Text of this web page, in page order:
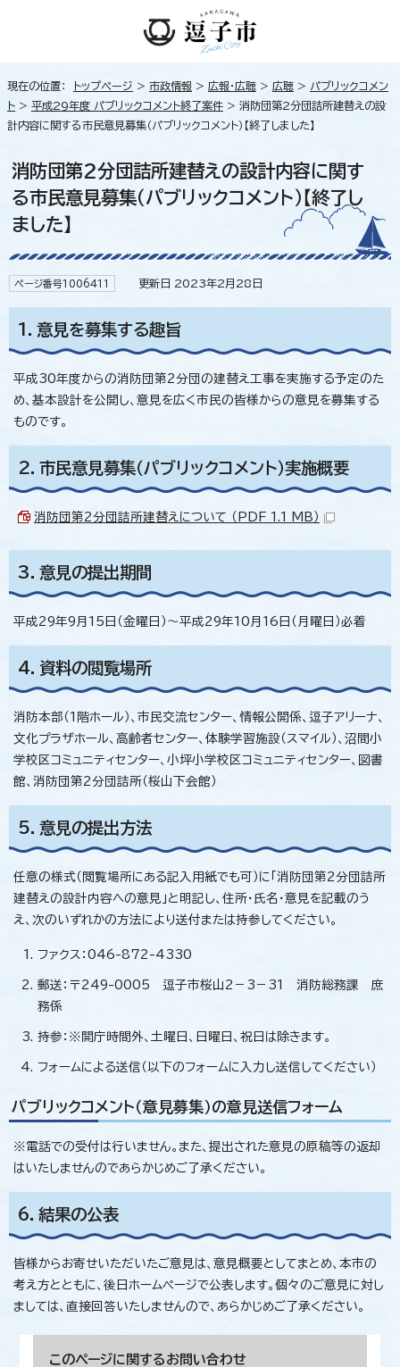
現在の位置： トップページ > 市政情報 > 広報・広聴 > 広聴 > パブリックコメン
ト > 平成29年度 パブリックコメント終了案件 > 消防団第2分団詰所建替えの設
計内容に関する市民意見募集（パブリックコメント）【終了しました】
消防団第2分団詰所建替えの設計内容に関す
る市民意見募集（パブリックコメント）【終了し
ました】
ページ番号1006411 更新日 2023年2月28日
1．意見を募集する趣旨
平成30年度からの消防団第2分団の建替え工事を実施する予定のた
め、基本設計を公開し、意見を広く市民の皆様からの意見を募集する
ものです。
2．市民意見募集（パブリックコメント）実施概要
消防団第2分団詰所建替えについて （PDF 1.1 MB）
3．意見の提出期間
平成29年9月15日（金曜日）～平成29年10月16日（月曜日）必着
4．資料の閲覧場所
消防本部（1階ホール）、市民交流センター、情報公開係、逗子アリーナ、
文化プラザホール、高齢者センター、体験学習施設（スマイル）、沼間小
学校区コミュニティセンター、小坪小学校区コミュニティセンター、図書
館、消防団第2分団詰所（桜山下会館）
5．意見の提出方法
任意の様式（閲覧場所にある記入用紙でも可）に「消防団第2分団詰所
建替えの設計内容への意見」と明記し、住所・氏名・意見を記載のう
え、次のいずれかの方法により送付または持参してください。
ファクス：046-872-4330
郵送：〒249-0005 逗子市桜山2－3－31 消防総務課 庶
務係
持参：※開庁時間外、土曜日、日曜日、祝日は除きます。
フォームによる送信（以下のフォームに入力し送信してください）
パブリックコメント（意見募集）の意見送信フォーム
※電話での受付は行いません。また、提出された意見の原稿等の返却
はいたしませんのであらかじめご了承ください。
6．結果の公表
皆様からお寄せいただいたご意見は、意見概要としてまとめ、本市の
考え方とともに、後日ホームページで公表します。個々のご意見に対し
ましては、直接回答いたしませんので、あらかじめご了承ください。
このページに関する お問い合わせ